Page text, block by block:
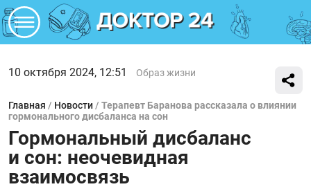
10 октября 2024, 12:51 Образ жизни
Главная / Новости / Терапевт Баранова рассказала о влиянии
гормонального дисбаланса на сон
Гормональный дисбаланс
и сон: неочевидная
взаимосвязь